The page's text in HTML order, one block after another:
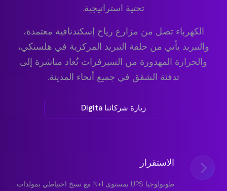
تحتية استراتيجية.
الكهرباء تصل من مزارع رياح إسكندنافية معتمدة،
والتبريد يأتي من حلقة التبريد المركزية في هلسنكي،
والحرارة المهدورة من السيرفرات تُعاد مباشرة إلى
تدفئة الشقق في جميع أنحاء المدينة.
زيارة شركائنا Digita
الاستقرار
طوبولوجيا UPS بمستوى N+1 مع نسخ احتياطي بمولدات